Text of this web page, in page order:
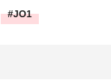
JO1